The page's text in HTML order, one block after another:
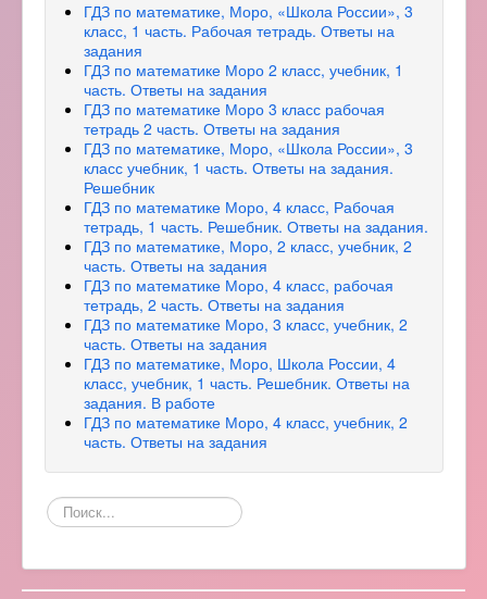
ГДЗ по математике, Моро, «Школа России», 3
класс, 1 часть. Рабочая тетрадь. Ответы на
задания
ГДЗ по математике Моро 2 класс, учебник, 1
часть. Ответы на задания
ГДЗ по математике Моро 3 класс рабочая
тетрадь 2 часть. Ответы на задания
ГДЗ по математике, Моро, «Школа России», 3
класс учебник, 1 часть. Ответы на задания.
Решебник
ГДЗ по математике Моро, 4 класс, Рабочая
тетрадь, 1 часть. Решебник. Ответы на задания.
ГДЗ по математике, Моро, 2 класс, учебник, 2
часть. Ответы на задания
ГДЗ по математике Моро, 4 класс, рабочая
тетрадь, 2 часть. Ответы на задания
ГДЗ по математике Моро, 3 класс, учебник, 2
часть. Ответы на задания
ГДЗ по математике, Моро, Школа России, 4
класс, учебник, 1 часть. Решебник. Ответы на
задания. В работе
ГДЗ по математике Моро, 4 класс, учебник, 2
часть. Ответы на задания
Поиск
по